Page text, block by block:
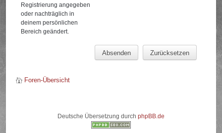
Registrierung angegeben
oder nachträglich in
deinem persönlichen
Bereich geändert.
Foren-Übersicht
Deutsche Übersetzung durch phpBB.de